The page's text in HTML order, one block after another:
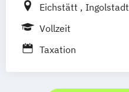
Eichstätt
Ingolstadt
Vollzeit
Taxation